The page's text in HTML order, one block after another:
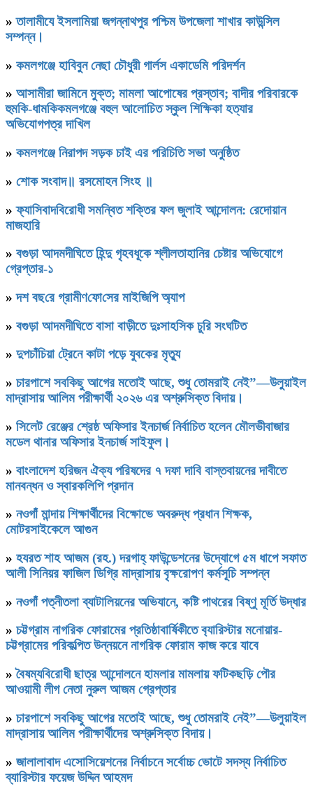
»‎তালামীযে ইসলামিয়া জগন্নাথপুর পশ্চিম উপজেলা শাখার কাউন্সিল
সম্পন্ন।
» কমলগঞ্জে হাবিবুন নেছা চৌধুরী গার্লস একাডেমি পরিদর্শন
» আসামীরা জামিনে মুক্ত; মামলা আপোষের প্রস্তাব; বাদীর পরিবারকে
হুমকি-ধামকিকমলগঞ্জে বহুল আলোচিত স্কুল শিক্ষিকা হত্যার
অভিযোগপত্র দাখিল
» কমলগঞ্জে নিরাপদ সড়ক চাই এর পরিচিতি সভা অনুষ্ঠিত
» শোক সংবাদ॥ রসমোহন সিংহ ॥
»ফ্যাসিবাদবিরোধী সমন্বিত শক্তির ফল জুলাই আন্দোলন: রেদোয়ান
মাজহারি
» বগুড়া আদমদীঘিতে হিন্দু গৃহবধূকে শ্লীলতাহানির চেষ্টার অভিযোগে
গ্রেপ্তার-১
»দশ বছ‌রে গ্রামীণ‌ফো‌সের মাইজিপি অ্যাপ
» বগুড়া আদমদীঘিতে বাসা বাড়ীতে দুঃসাহসিক চুরি সংঘটিত
» দুপচাঁচিয়া ট্রেনে কাটা পড়ে যুবকের মৃত্যু
» চারপাশে সবকিছু আগের মতোই আছে, শুধু তোমরাই নেই”—উলুয়াইল
মাদ্রাসায় আলিম পরীক্ষার্থী ২০২৬ এর অশ্রুসিক্ত বিদায়।
» সিলেট রেঞ্জের শ্রেষ্ঠ অফিসার ইনচার্জ নির্বাচিত হলেন মৌলভীবাজার
মডেল থানার অফিসার ইনচার্জ সাইফুল।
» বাংলাদেশ হরিজন ঐক্য পরিষদের ৭ দফা দাবি বাস্তবায়নের দাবীতে
মানবন্ধন ও স্বারকলিপি প্রদান
» নওগাঁ মান্দায় শিক্ষার্থীদের বিক্ষোভে অবরুদ্ধ প্রধান শিক্ষক,
মোটরসাইকেলে আগুন
» হযরত শাহ আজম (রহ.) দরগাহ্ ফাউন্ডেশনের উদ্যোগে ৫ম ধাপে সফাত
আলী সিনিয়র ফাজিল ডিগ্রি মাদ্রাসায় বৃক্ষরোপণ কর্মসূচি সম্পন্ন
» নওগাঁ পত্নীতলা ব্যাটালিয়নের অভিযানে, কষ্টি পাথরের বিষ্ণু মূর্তি উদ্ধার
» চট্টগ্রাম নাগরিক ফোরামের প্রতিষ্ঠাবার্ষিকীতে ব‍্যারিস্টার মনোয়ার-
চট্টগ্রামের পরিকল্পিত উন্নয়নে নাগরিক ফোরাম কাজ করে যাবে
»বৈষম্যবিরোধী ছাত্র আন্দোলনে হামলার মামলায় ফটিকছড়ি পৌর
আওয়ামী লীগ নেতা নুরুল আজম গ্রেপ্তার
» চারপাশে সবকিছু আগের মতোই আছে, শুধু তোমরাই নেই”—উলুয়াইল
মাদ্রাসায় আলিম পরীক্ষার্থীদের অশ্রুসিক্ত বিদায়।
» জালালাবাদ এসোসিয়েশনের নির্বাচনে সর্বোচ্চ ভোটে সদস্য নির্বাচিত
ব্যারিস্টার ফয়েজ উদ্দিন আহমদ